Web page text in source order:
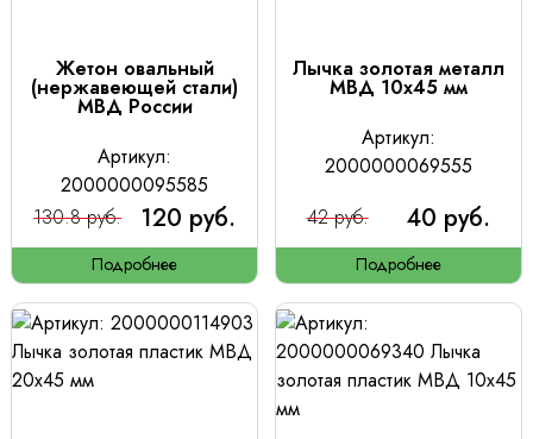
Жетон овальный
(нержавеющей стали)
МВД России
Артикул:
2000000095585
130.8 руб.
120 руб.
Подробнее
Лычка золотая металл
МВД 10х45 мм
Артикул:
2000000069555
42 руб.
40 руб.
Подробнее